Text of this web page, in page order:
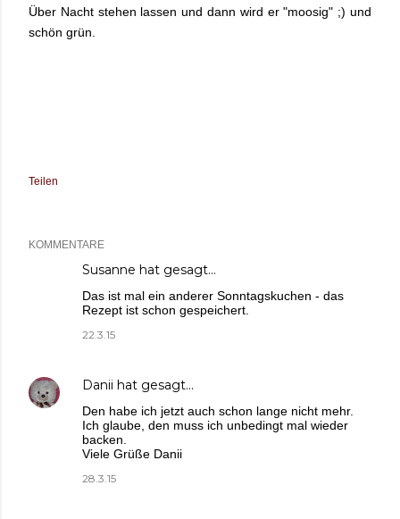
Über Nacht stehen lassen und dann wird er "moosig" ;) und
schön grün.
Teilen
KOMMENTARE
Susanne hat gesagt…
Das ist mal ein anderer Sonntagskuchen - das
Rezept ist schon gespeichert.
22.3.15
Danii hat gesagt…
Den habe ich jetzt auch schon lange nicht mehr.
Ich glaube, den muss ich unbedingt mal wieder
backen.
Viele Grüße Danii
28.3.15